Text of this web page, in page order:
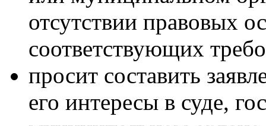
отсутствии правовых
соответствующих
просит составить
его интересы в суде,